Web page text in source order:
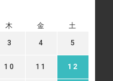
木 金 土
3 4 5
10 11 12